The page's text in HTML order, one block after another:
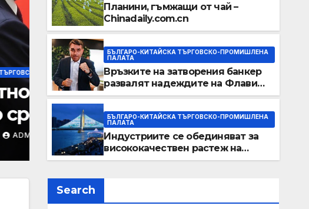
Планини, гъмжащи от чай –
Chinadaily.com.cn
БЪЛГАРО-КИТАЙСКА ТЪРГОВСКО-ПРОМИШЛЕНА
ПАЛАТА
Връзките на затворения банкер
развалят надеждите на Флавио
Болсонаро за президент на
БЪЛГАРО-КИТАЙСКА ТЪРГОВСКО-ПРОМИШЛЕНА
ПАЛАТА
Индустриите се обединяват за
висококачествен растеж на
културния и туристическия
Search